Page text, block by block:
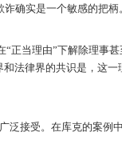
诈确实是一个敏感的把柄
正当理由”下解除理事
法律界的共识是，这
泛接受。在库克的案例